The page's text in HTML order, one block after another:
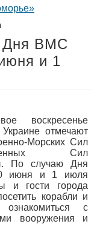
Дня ВМС
и 1
воскресенье
отмечают
Морских Сил
Сил
По случаю Дня
июня и 1 июля
и гости города
корабли и
ознакомиться с
вооружения и